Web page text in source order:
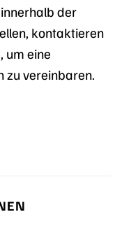
der
kontaktieren
um eine
zu vereinbaren.